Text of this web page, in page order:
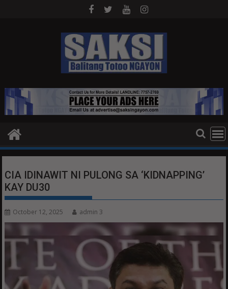
CIA IDINAWIT NI PULONG SA ‘KIDNAPPING’
KAY DU30
October 12, 2025 admin 3